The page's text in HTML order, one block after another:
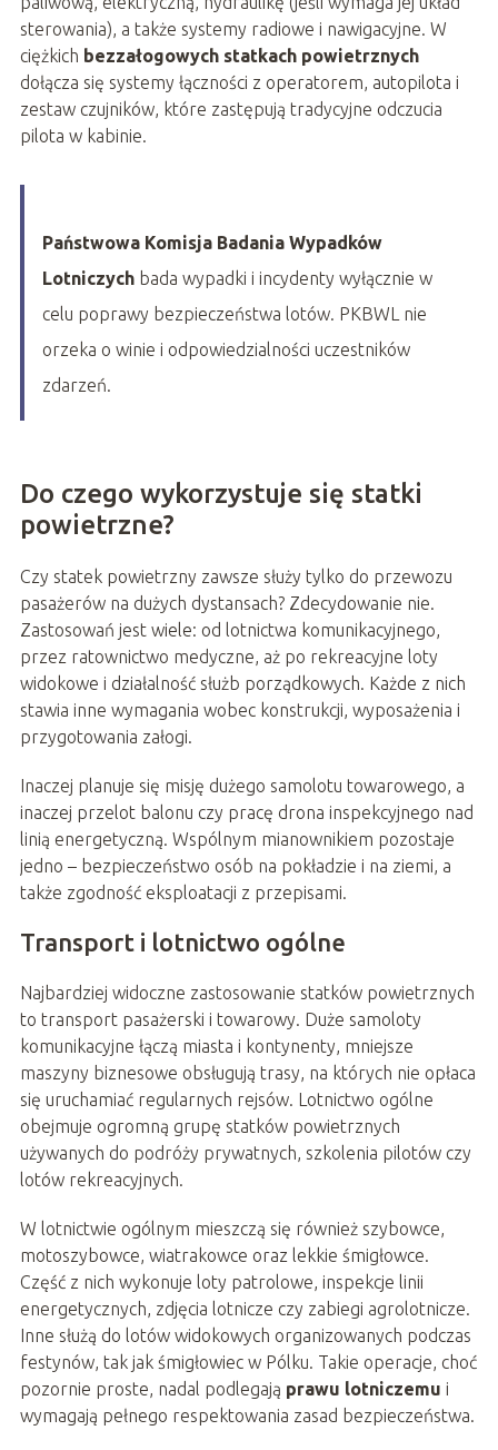
sterowania), a także systemy radiowe i nawigacyjne. W
ciężkich bezzałogowych statkach powietrznych
dołącza się systemy łączności z operatorem, autopilota i
zestaw czujników, które zastępują tradycyjne odczucia
pilota w kabinie.
Państwowa Komisja Badania Wypadków
Lotniczychbada wypadki i incydenty wyłącznie w
celu poprawy bezpieczeństwa lotów. PKBWL nie
orzeka o winie i odpowiedzialności uczestników
zdarzeń.
Do czego wykorzystuje się statki
powietrzne?
Czy statek powietrzny zawsze służy tylko do przewozu
pasażerów na dużych dystansach? Zdecydowanie nie.
Zastosowań jest wiele: od lotnictwa komunikacyjnego,
przez ratownictwo medyczne, aż po rekreacyjne loty
widokowe i działalność służb porządkowych. Każde z nich
stawia inne wymagania wobec konstrukcji, wyposażenia i
przygotowania załogi.
Inaczej planuje się misję dużego samolotu towarowego, a
inaczej przelot balonu czy pracę drona inspekcyjnego nad
linią energetyczną. Wspólnym mianownikiem pozostaje
jedno – bezpieczeństwo osób na pokładzie i na ziemi, a
także zgodność eksploatacji z przepisami.
Transport i lotnictwo ogólne
Najbardziej widoczne zastosowanie statków powietrznych
to transport pasażerski i towarowy. Duże samoloty
komunikacyjne łączą miasta i kontynenty, mniejsze
maszyny biznesowe obsługują trasy, na których nie opłaca
się uruchamiać regularnych rejsów. Lotnictwo ogólne
obejmuje ogromną grupę statków powietrznych
używanych do podróży prywatnych, szkolenia pilotów czy
lotów rekreacyjnych.
W lotnictwie ogólnym mieszczą się również szybowce,
motoszybowce, wiatrakowce oraz lekkie śmigłowce.
Część z nich wykonuje loty patrolowe, inspekcje linii
energetycznych, zdjęcia lotnicze czy zabiegi agrolotnicze.
Inne służą do lotów widokowych organizowanych podczas
festynów, tak jak śmigłowiec w Pólku. Takie operacje, choć
pozornie proste, nadal podlegają prawu lotniczemu i
wymagają pełnego respektowania zasad bezpieczeństwa.